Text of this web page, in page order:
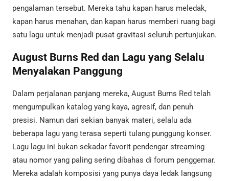
pengalaman tersebut. Mereka tahu kapan harus meledak,
kapan harus menahan, dan kapan harus memberi ruang bagi
satu lagu untuk menjadi pusat gravitasi seluruh pertunjukan.
August Burns Red dan Lagu yang Selalu
Menyalakan Panggung
Dalam perjalanan panjang mereka, August Burns Red telah
mengumpulkan katalog yang kaya, agresif, dan penuh
presisi. Namun dari sekian banyak materi, selalu ada
beberapa lagu yang terasa seperti tulang punggung konser.
Lagu lagu ini bukan sekadar favorit pendengar streaming
atau nomor yang paling sering dibahas di forum penggemar.
Mereka adalah komposisi yang punya daya ledak langsung